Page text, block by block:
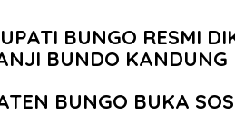
BUNGO RESMI
BUNDO KANDUNG
BUNGO BUKA